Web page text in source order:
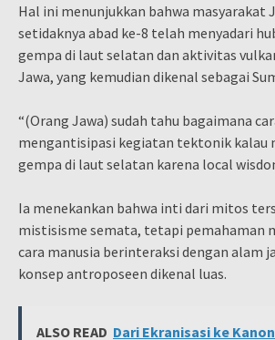
Hal ini menunjukkan bahwa masyarakat
setidaknya abad ke-8 telah menyadari
gempa di laut selatan dan aktivitas
Jawa, yang kemudian dikenal sebagai
“(Orang Jawa) sudah tahu bagaimana
mengantisipasi kegiatan tektonik kalau
gempa di laut selatan karena local
Ia menekankan bahwa inti dari mitos
mistisisme semata, tetapi pemahaman
cara manusia berinteraksi dengan alam
konsep antroposeen dikenal luas.
ALSO READ Dari Ekranisasi ke